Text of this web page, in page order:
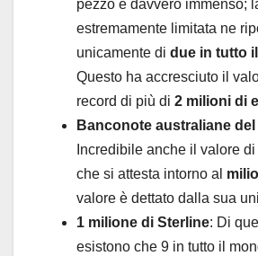
pezzo è davvero immenso;
estremamente limitata ne
unicamente di due in tutto
Questo ha accresciuto il
record di più di 2 milioni di
Banconote australiane del
Incredibile anche il valore di
che si attesta intorno al
valore è dettato dalla sua
1 milione di Sterline: Di
esistono che 9 in tutto il